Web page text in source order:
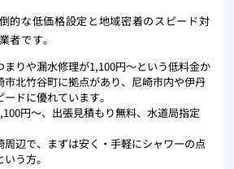
的な低価格設定と地域密着のスピード対
者です。
まりや漏水修理が1,100円〜という低料金か
市北竹谷町に拠点があり、尼崎市内や伊丹
ドに優れています。
円〜、出張見積もり無料、水道局指定
周辺で、まずは安く・手軽にシャワーの点
う方。